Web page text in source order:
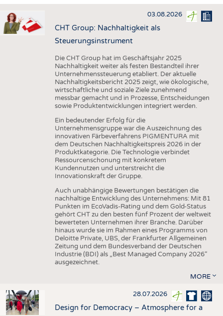
HAUS- UND HEIMTEXTILIEN
BEKLEIDUNG
AUSSCHREIBUNGEN
DTV AUSSCHREIBUNGSDIENST
STATISTICS
ADRESSEN & LINKS
PUBLIKATIONEN
BRANCHENTERMINE
03.08.2026
CHT Group: Nachhaltigkeit als
Steuerungsinstrument
Die CHT Group hat im Geschäftsjahr 2025
Nachhaltigkeit weiter als festen Bestandteil ihrer
Unternehmenssteuerung etabliert. Der aktuelle
Nachhaltigkeitsbericht 2025 zeigt, wie ökologische,
wirtschaftliche und soziale Ziele zunehmend
messbar gemacht und in Prozesse, Entscheidungen
sowie Produktentwicklungen integriert werden.
Ein bedeutender Erfolg für die
Unternehmensgruppe war die Auszeichnung des
innovativen Färbeverfahrens PIGMENTURA mit
dem Deutschen Nachhaltigkeitspreis 2026 in der
Produktkategorie. Die Technologie verbindet
Ressourcenschonung mit konkretem
Kundennutzen und unterstreicht die
Innovationskraft der Gruppe.
Auch unabhängige Bewertungen bestätigen die
nachhaltige Entwicklung des Unternehmens: Mit 81
Punkten im EcoVadis-Rating und dem Gold-Status
gehört CHT zu den besten fünf Prozent der weltweit
bewerteten Unternehmen ihrer Branche. Darüber
hinaus wurde sie im Rahmen eines Programms von
Deloitte Private, UBS, der Frankfurter Allgemeinen
Zeitung und dem Bundesverband der Deutschen
Industrie (BDI) als „Best Managed Company 2026“
ausgezeichnet.
MORE
28.07.2026
Design for Democracy – Atmosphere for a